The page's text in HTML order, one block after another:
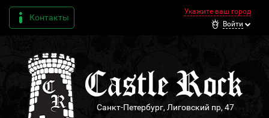
Контакты
Укажите ваш город
Войти
Санкт-Петербург, Лиговский пр, 47